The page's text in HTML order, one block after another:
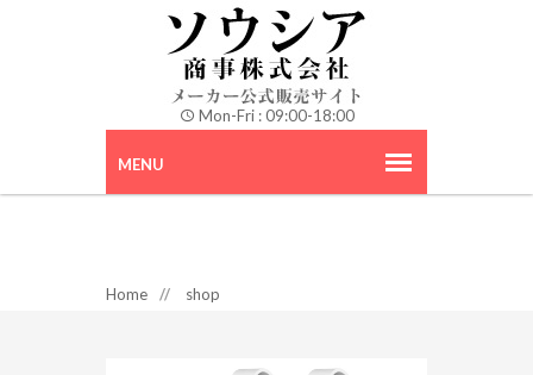
Mon-Fri : 09:00-18:00
Home // shop